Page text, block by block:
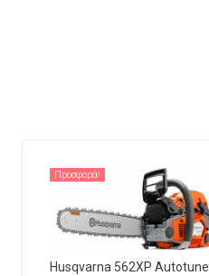
Προσφορά!
Husqvarna 562XP Autotune